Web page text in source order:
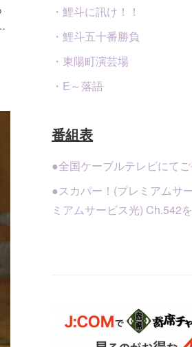
・鯉斗に訊け！！
・鯉斗五十番勝負
・東陽町演芸場
・E～落語
番組表
●全国ケーブルテレビにて
●スカパー！(プレミアムサ
ミアムサービス光) Ch.542